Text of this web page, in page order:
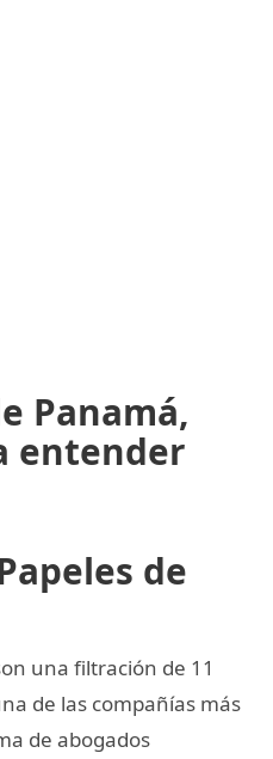
Panamá,
entender
de
una filtración de 11
de las compañías más
de abogados